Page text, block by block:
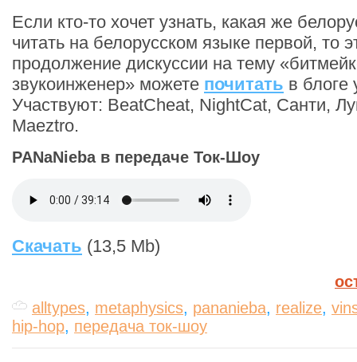
Если кто-то хочет узнать, какая же
читать на белорусском языке первой, то
продолжение дискуссии на тему
звукоинженер» можете почитать в блоге
Участвуют: BeatCheat, NightCat, Санти,
Maeztro.
PANaNieba в передаче Ток-Шоу
Скачать (13,5 Mb)
alltypes, metaphysics, pananieba, realize,
hip-hop, передача ток-шоу